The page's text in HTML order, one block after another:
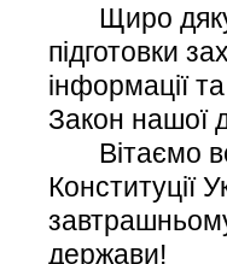
Щиро
підготовки
інформації
Закон нашої
Вітаємо
Конституції
держави!